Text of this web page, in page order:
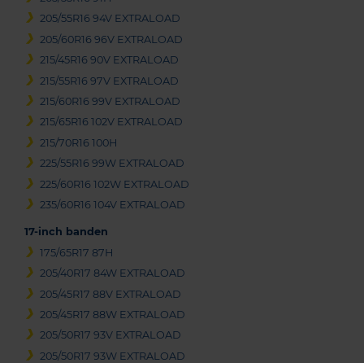
205/55R16 94V EXTRALOAD
205/60R16 96V EXTRALOAD
215/45R16 90V EXTRALOAD
215/55R16 97V EXTRALOAD
215/60R16 99V EXTRALOAD
215/65R16 102V EXTRALOAD
215/70R16 100H
225/55R16 99W EXTRALOAD
225/60R16 102W EXTRALOAD
235/60R16 104V EXTRALOAD
17-inch banden
175/65R17 87H
205/40R17 84W EXTRALOAD
205/45R17 88V EXTRALOAD
205/45R17 88W EXTRALOAD
205/50R17 93V EXTRALOAD
205/50R17 93W EXTRALOAD